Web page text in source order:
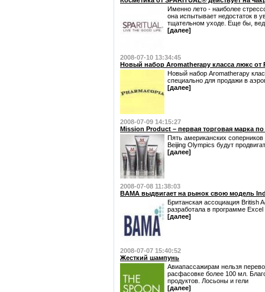
Именно лето - наиболее
она испытывает недостаток в
тщательном уходе. Еще бы,
[далее]
2008-07-10 13:34:45
Новый набор Aromatherapy класса люкс от
Новый набор Aromatherapy
специально для продажи в
[далее]
2008-07-09 14:15:27
Mission Product – первая торговая марка
Пять американских
Beijing Olympics будут
[далее]
2008-07-08 11:38:03
BAMA выдвигает на рынок свою модель
Британская ассоциация British
разработала в программе
[далее]
2008-07-07 15:40:52
Жесткий шампунь
Авиапассажирам нельзя
расфасовке более 100 мл.
продуктов. Лосьоны и гели
[далее]